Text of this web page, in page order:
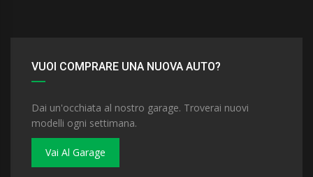
VUOI COMPRARE UNA NUOVA AUTO?
Dai un'occhiata al nostro garage. Troverai nuovi
modelli ogni settimana.
Vai Al Garage